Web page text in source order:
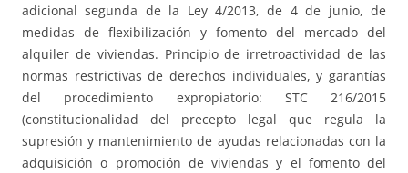
adicional segunda de la Ley 4/2013, de 4 de junio, de
medidas de flexibilización y fomento del mercado del
alquiler de viviendas. Principio de irretroactividad de las
normas restrictivas de derechos individuales, y garantías
del procedimiento expropiatorio: STC 216/2015
(constitucionalidad del precepto legal que regula la
supresión y mantenimiento de ayudas relacionadas con la
adquisición o promoción de viviendas y el fomento del